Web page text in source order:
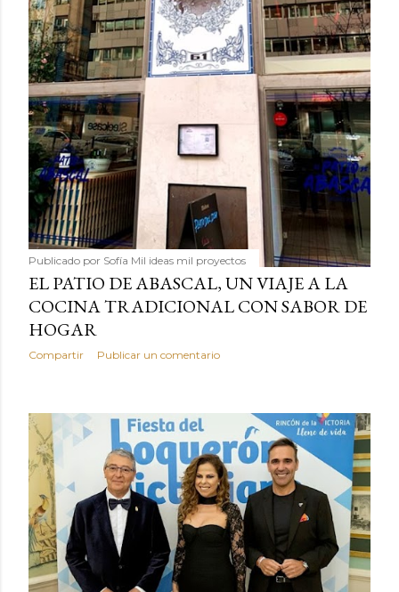
Publicado por Sofía Mil ideas mil proyectos
EL PATIO DE ABASCAL, UN VIAJE A LA
COCINA TRADICIONAL CON SABOR DE
HOGAR
Compartir Publicar un comentario